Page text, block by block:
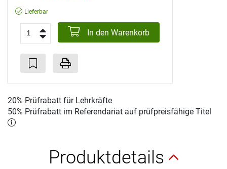
Lieferbar
In den Warenkorb
20% Prüfrabatt für Lehrkräfte
50% Prüfrabatt im Referendariat auf prüfpreisfähige Titel
Produktdetails